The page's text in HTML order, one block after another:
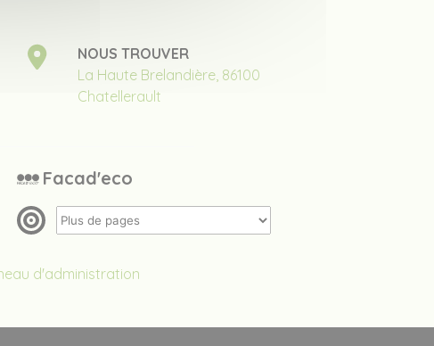
NOUS TROUVER
La Haute Brelandière, 86100
Chatellerault
Facad'eco
d'administration